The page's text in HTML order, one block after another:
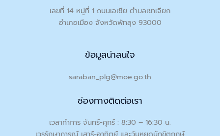
เลขที่ 14 หมู่ที่ 1 ถนนเอเชีย ตำบลเขาเจียก
อำเภอเมือง จังหวัดพัทลุง 93000
ข้อมูลน่าสนใจ
saraban_plg@moe.go.th
ช่องทางติดต่อเรา
เวลาทำการ จันทร์-ศุกร์ : 8:30 – 16:30 น.